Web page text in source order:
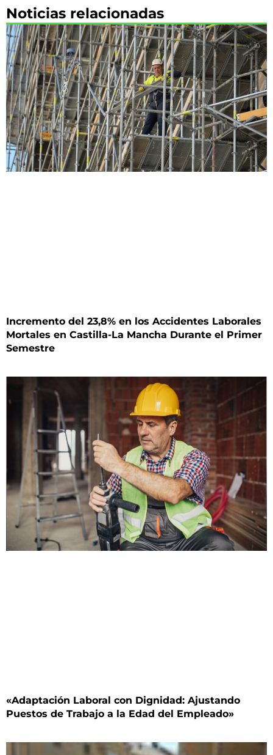
Noticias relacionadas
Incremento del 23,8% en los Accidentes Laborales
Mortales en Castilla-La Mancha Durante el Primer
Semestre
«Adaptación Laboral con Dignidad: Ajustando
Puestos de Trabajo a la Edad del Empleado»